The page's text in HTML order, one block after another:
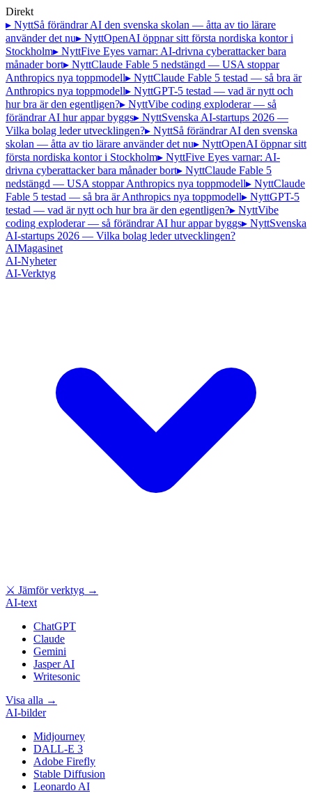
Direkt
▸ NyttSå förändrar AI den svenska skolan — åtta av tio lärare
använder det nu▸ NyttOpenAI öppnar sitt första nordiska kontor i
Stockholm▸ NyttFive Eyes varnar: AI-drivna cyberattacker bara
månader bort▸ NyttClaude Fable 5 nedstängd — USA stoppar
Anthropics nya toppmodell▸ NyttClaude Fable 5 testad — så bra är
Anthropics nya toppmodell▸ NyttGPT-5 testad — vad är nytt och
hur bra är den egentligen?▸ NyttVibe coding exploderar — så
förändrar AI hur appar byggs▸ NyttSvenska AI-startups 2026 —
Vilka bolag leder utvecklingen?▸ NyttSå förändrar AI den svenska
skolan — åtta av tio lärare använder det nu▸ NyttOpenAI öppnar sitt
första nordiska kontor i Stockholm▸ NyttFive Eyes varnar: AI-
drivna cyberattacker bara månader bort▸ NyttClaude Fable 5
nedstängd — USA stoppar Anthropics nya toppmodell▸ NyttClaude
Fable 5 testad — så bra är Anthropics nya toppmodell▸ NyttGPT-5
testad — vad är nytt och hur bra är den egentligen?▸ NyttVibe
coding exploderar — så förändrar AI hur appar byggs▸ NyttSvenska
AI-startups 2026 — Vilka bolag leder utvecklingen?
AIMagasinet
AI-Nyheter
AI-Verktyg
⚔ Jämför verktyg →
AI-text
ChatGPT
Claude
Gemini
Jasper AI
Writesonic
Visa alla →
AI-bilder
Midjourney
DALL-E 3
Adobe Firefly
Stable Diffusion
Leonardo AI